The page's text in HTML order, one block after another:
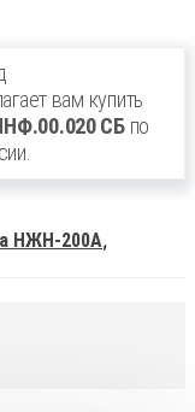
вам купить
СБпо
НЖН-200А,